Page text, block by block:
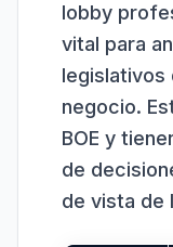
lobby
vital para
legislativos
negocio.
BOE y
de
de vista de